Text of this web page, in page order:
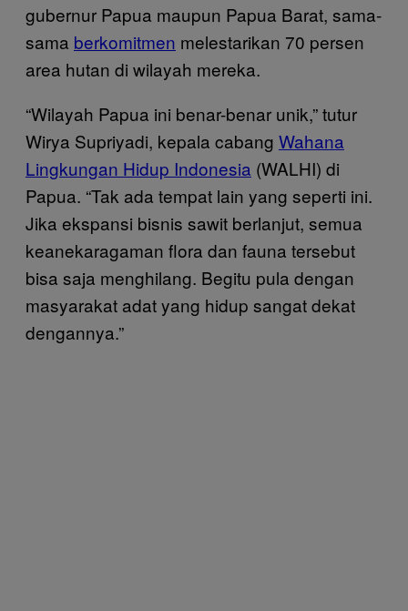
gubernur Papua maupun Papua Barat, sama-
sama berkomitmen melestarikan 70 persen
area hutan di wilayah mereka.
“Wilayah Papua ini benar-benar unik,” tutur
Wirya Supriyadi, kepala cabang Wahana
Lingkungan Hidup Indonesia (WALHI) di
Papua. “Tak ada tempat lain yang seperti ini.
Jika ekspansi bisnis sawit berlanjut, semua
keanekaragaman flora dan fauna tersebut
bisa saja menghilang. Begitu pula dengan
masyarakat adat yang hidup sangat dekat
dengannya.”